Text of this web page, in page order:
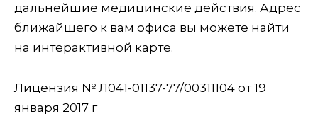
дальнейшие медицинские действия. Адрес
ближайшего к вам офиса вы можете найти
на интерактивной карте.
Лицензия № Л041-01137-77/00311104 от 19
января 2017 г